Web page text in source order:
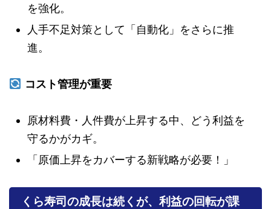
を強化。
人手不足対策として「自動化」をさらに推
進。
コスト管理が重要
原材料費・人件費が上昇する中、どう利益を
守るかがカギ。
「原価上昇をカバーする新戦略が必要！」
くら寿司の成長は続くが、利益の回転が課